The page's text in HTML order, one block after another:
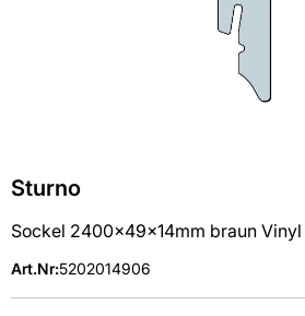
Sturno
Sockel 2400x49x14mm braun Vinyl
Art.Nr:5202014906